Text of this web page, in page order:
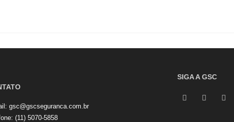
gsc@gscseguranca.com.br
(11) 5070-5858
SIGA A GSC